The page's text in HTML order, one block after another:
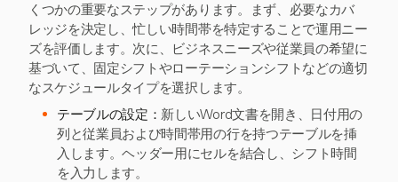
くつかの重要なステップがあります。まず、必要なカバ
レッジを決定し、忙しい時間帯を特定することで運用ニー
ズを評価します。次に、ビジネスニーズや従業員の希望に
基づいて、固定シフトやローテーションシフトなどの適切
なスケジュールタイプを選択します。
テーブルの設定： 新しいWord文書を開き、日付用の
列と従業員および時間帯用の行を持つテーブルを挿
入します。ヘッダー用にセルを結合し、シフト時間
を入力します。